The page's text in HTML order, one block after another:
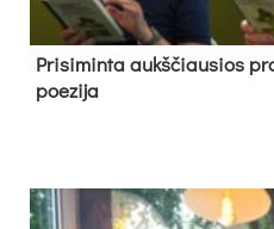
Pri­si­min­ta aukš­čiau­sios
poe­zi­ja